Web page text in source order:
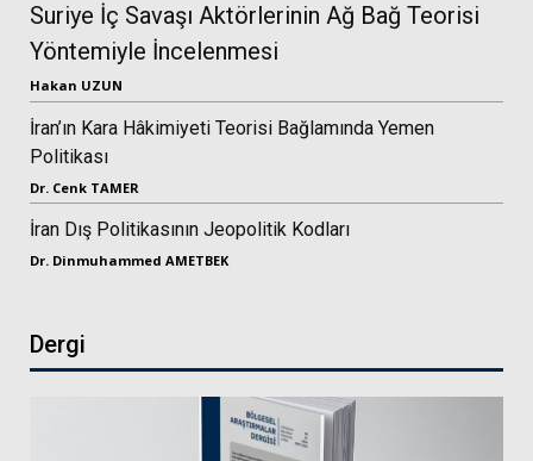
Suriye İç Savaşı Aktörlerinin Ağ Bağ Teorisi
Yöntemiyle İncelenmesi
Hakan UZUN
İran’ın Kara Hâkimiyeti Teorisi Bağlamında Yemen
Politikası
Dr. Cenk TAMER
İran Dış Politikasının Jeopolitik Kodları
Dr. Dinmuhammed AMETBEK
Dergi